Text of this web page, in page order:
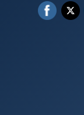
Tópicos